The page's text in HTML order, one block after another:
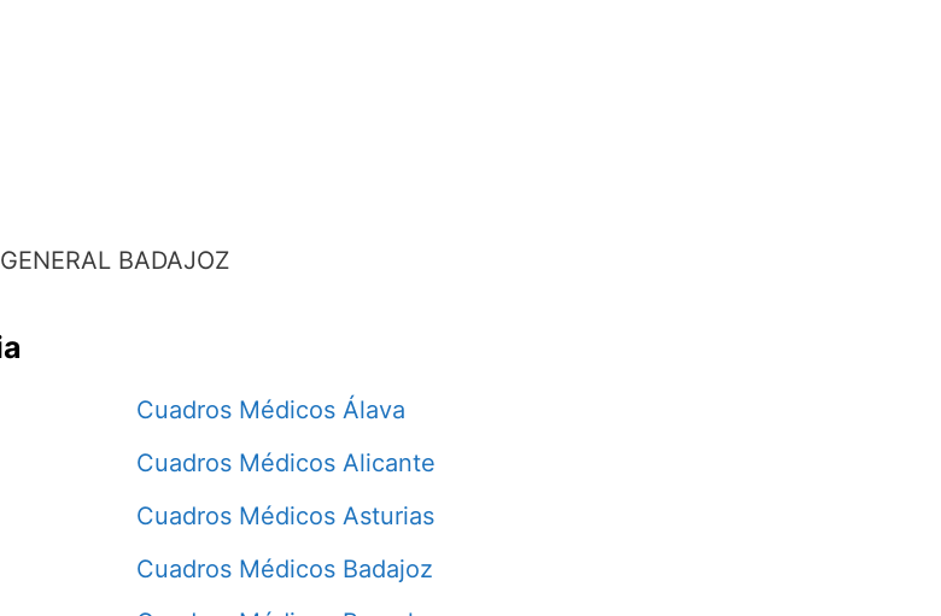
BADAJOZ
Cuadros Médicos Álava
Cuadros Médicos Alicante
Cuadros Médicos Asturias
Cuadros Médicos Badajoz